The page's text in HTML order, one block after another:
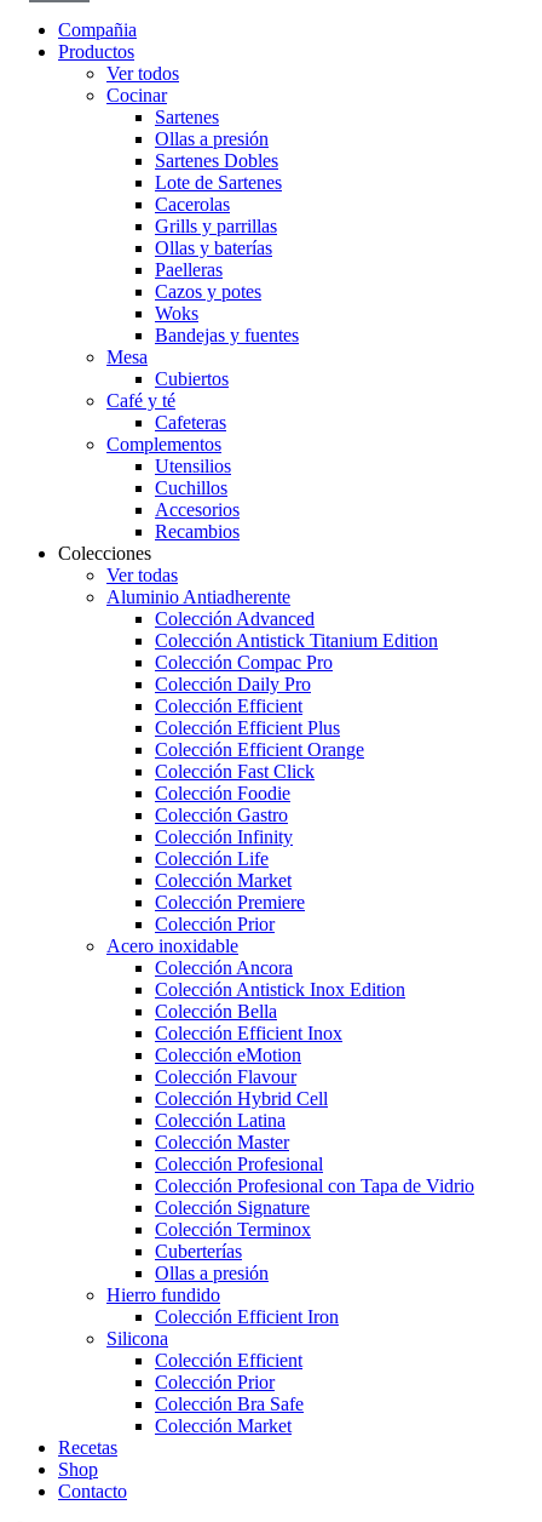
Compañia
Productos
Ver todos
Cocinar
Sartenes
Ollas a presión
Sartenes Dobles
Lote de Sartenes
Cacerolas
Grills y parrillas
Ollas y baterías
Paelleras
Cazos y potes
Woks
Bandejas y fuentes
Mesa
Cubiertos
Café y té
Cafeteras
Complementos
Utensilios
Cuchillos
Accesorios
Recambios
Colecciones
Ver todas
Aluminio Antiadherente
Colección Advanced
Colección Antistick Titanium Edition
Colección Compac Pro
Colección Daily Pro
Colección Efficient
Colección Efficient Plus
Colección Efficient Orange
Colección Fast Click
Colección Foodie
Colección Gastro
Colección Infinity
Colección Life
Colección Market
Colección Premiere
Colección Prior
Acero inoxidable
Colección Ancora
Colección Antistick Inox Edition
Colección Bella
Colección Efficient Inox
Colección eMotion
Colección Flavour
Colección Hybrid Cell
Colección Latina
Colección Master
Colección Profesional
Colección Profesional con Tapa de Vidrio
Colección Signature
Colección Terminox
Cuberterías
Ollas a presión
Hierro fundido
Colección Efficient Iron
Silicona
Colección Efficient
Colección Prior
Colección Bra Safe
Colección Market
Recetas
Shop
Contacto